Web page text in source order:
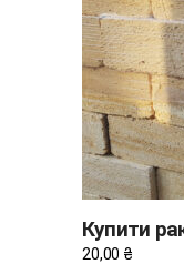
Купити
20,00 ₴